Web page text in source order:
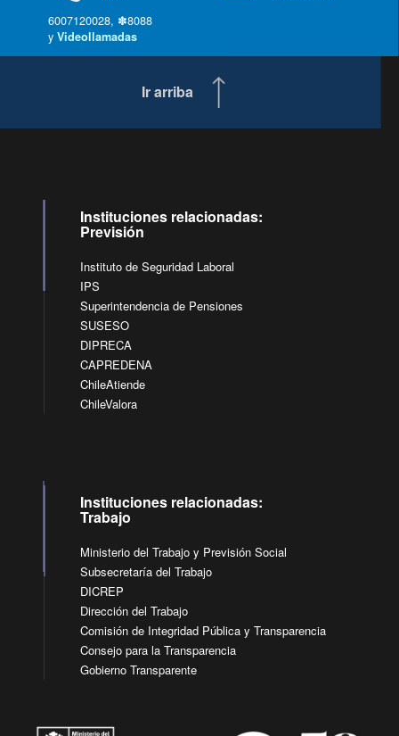
6007120028, ✽8088
yVideollamadas
Ir arriba
Instituciones relacionadas:
Previsión
Instituto de Seguridad Laboral
IPS
Superintendencia de Pensiones
SUSESO
DIPRECA
CAPREDENA
ChileAtiende
ChileValora
Instituciones relacionadas:
Trabajo
Ministerio del Trabajo y Previsión Social
Subsecretaría del Trabajo
DICREP
Dirección del Trabajo
Comisión de Integridad Pública y Transparencia
Consejo para la Transparencia
Gobierno Transparente